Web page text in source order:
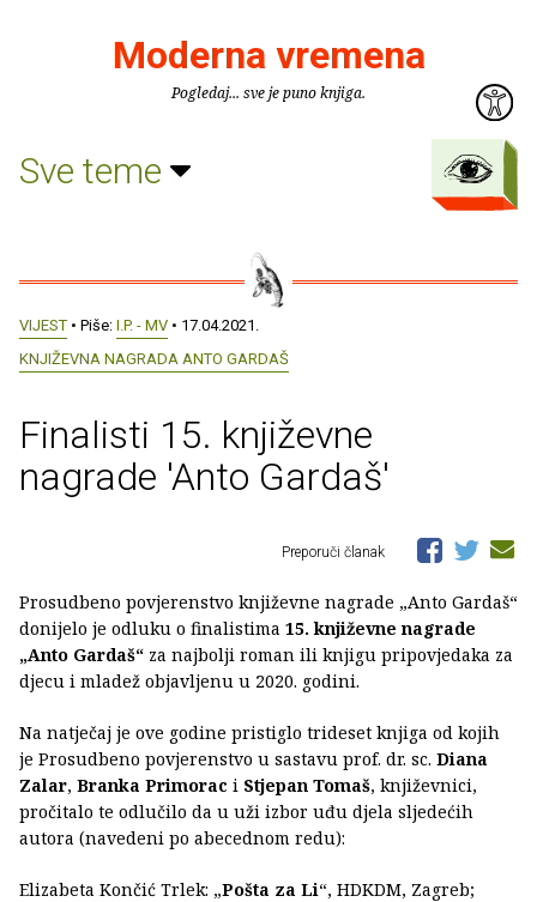
Moderna vremena
Pogledaj... sve je puno knjiga.
Sve teme
VIJEST • Piše: I.P. - MV • 17.04.2021.
KNJIŽEVNA NAGRADA ANTO GARDAŠ
Finalisti 15. književne
nagrade 'Anto Gardaš'
Preporuči članak
Prosudbeno povjerenstvo književne nagrade „Anto Gardaš“
donijelo je odluku o finalistima 15. književne nagrade
„Anto Gardaš“ za najbolji roman ili knjigu pripovjedaka za
djecu i mladež objavljenu u 2020. godini.
Na natječaj je ove godine pristiglo trideset knjiga od kojih
je Prosudbeno povjerenstvo u sastavu prof. dr. sc. Diana
Zalar, Branka Primorac i Stjepan Tomaš, književnici,
pročitalo te odlučilo da u uži izbor uđu djela sljedećih
autora (navedeni po abecednom redu):
Elizabeta Končić Trlek: „Pošta za Li“, HDKDM, Zagreb;